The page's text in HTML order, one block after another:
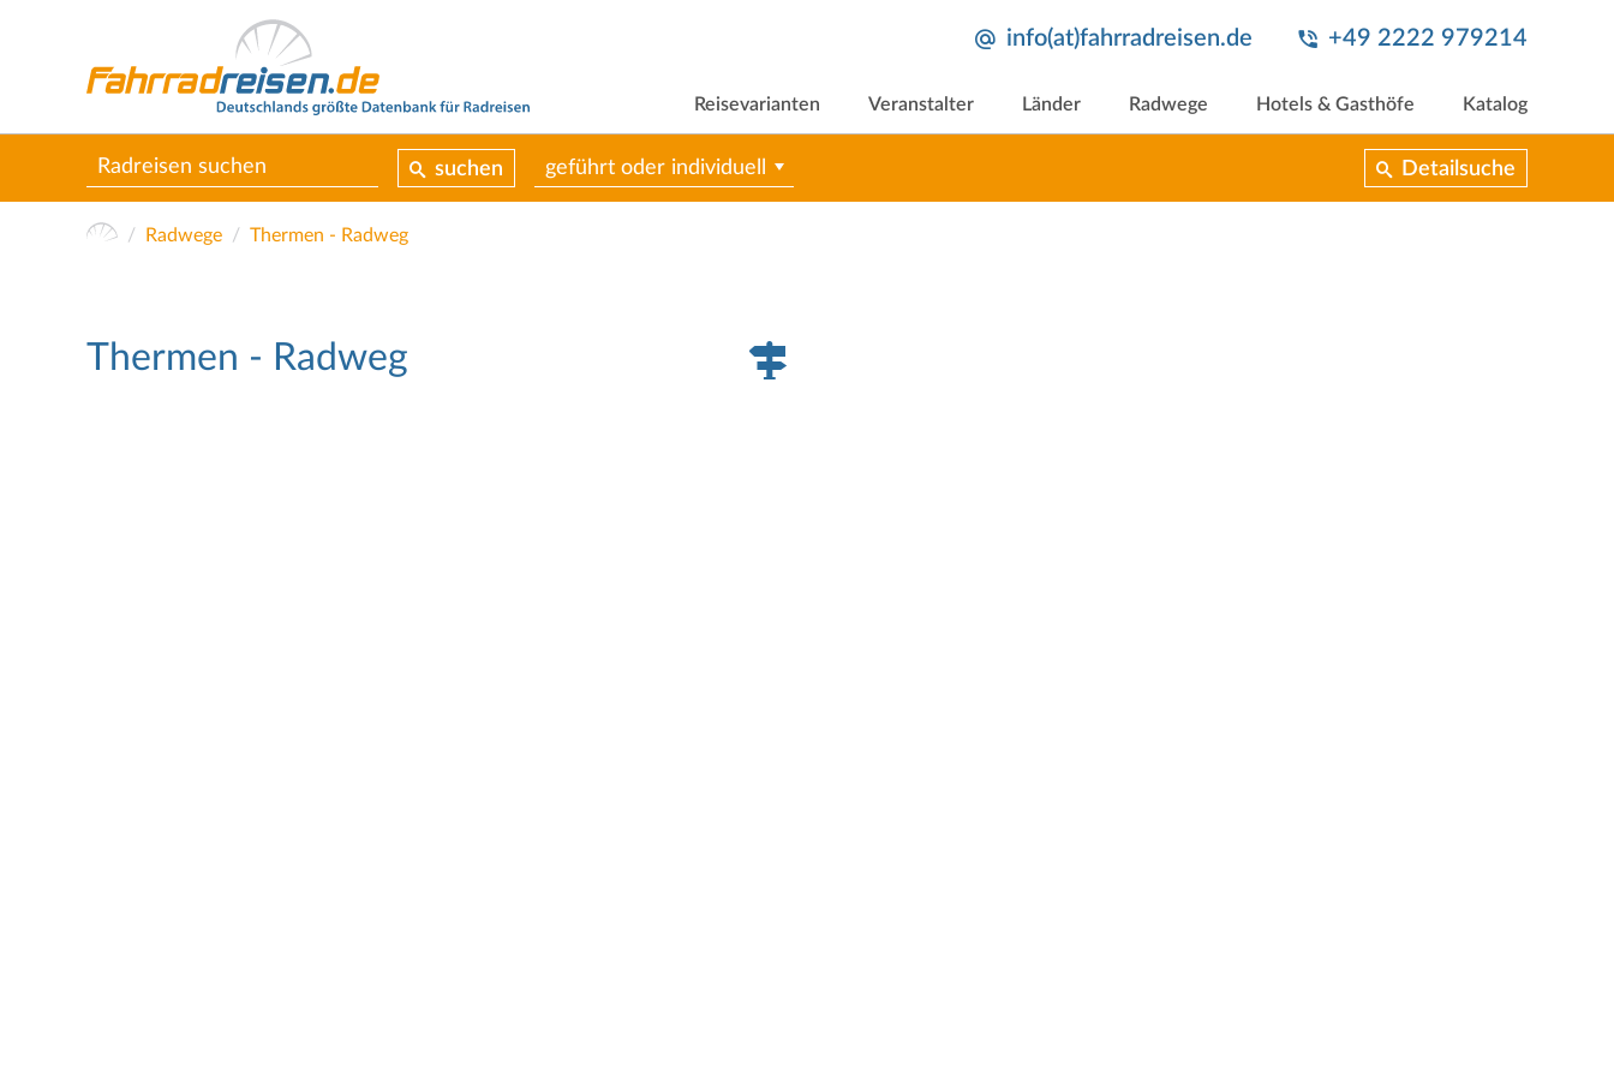
info(at)fahrradreisen.de +49 2222 979214
Reisevarianten Veranstalter Länder Radwege Hotels & Gasthöfe Katalog
suchen geführt oder individuell Detailsuche
Radwege Thermen - Radweg
Thermen - Radweg